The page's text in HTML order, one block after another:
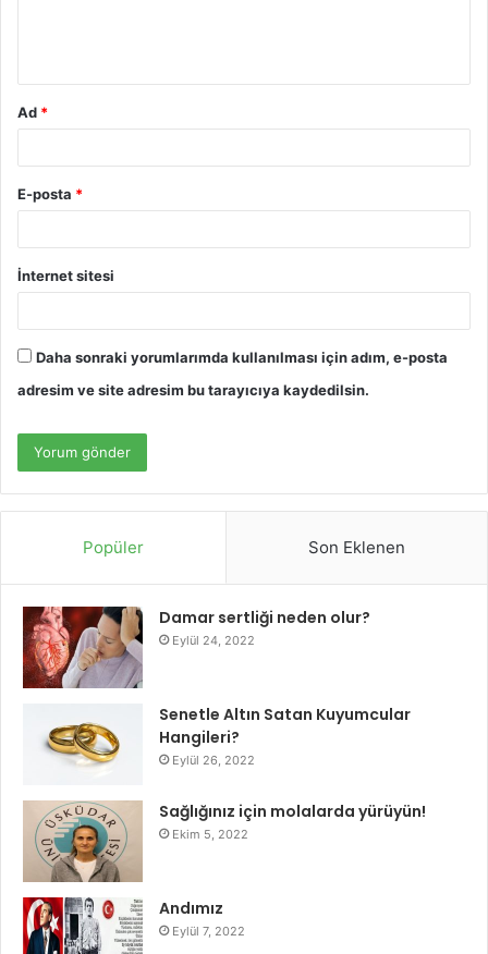
Ad *
E-posta *
İnternet sitesi
Daha sonraki yorumlarımda kullanılması için adım, e-posta
adresim ve site adresim bu tarayıcıya kaydedilsin.
Popüler Son Eklenen
Damar sertliği neden olur?
Eylül 24, 2022
Senetle Altın Satan Kuyumcular
Hangileri?
Eylül 26, 2022
Sağlığınız için molalarda yürüyün!
Ekim 5, 2022
Andımız
Eylül 7, 2022